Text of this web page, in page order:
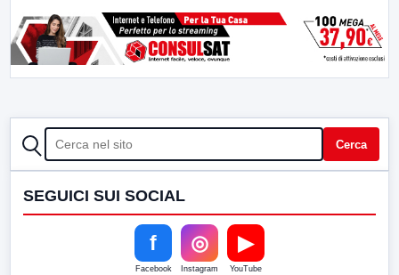
CERCA Cerca
SEGUICI SUI SOCIAL
f
Facebook
◎
Instagram
▶
YouTube